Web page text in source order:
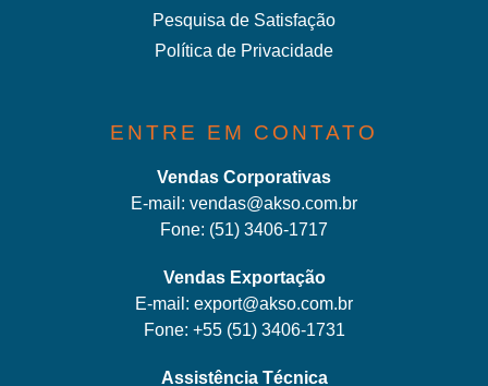
Pesquisa de Satisfação
Política de Privacidade
ENTRE EM CONTATO
Vendas Corporativas
E-mail: vendas@akso.com.br
Fone: (51) 3406-1717
Vendas Exportação
E-mail: export@akso.com.br
Fone: +55 (51) 3406-1731
Assistência Técnica